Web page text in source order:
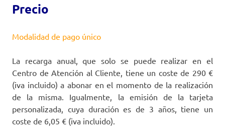
Precio
Modalidad de pago único
La recarga anual, que solo se puede realizar en el
Centro de Atención al Cliente, tiene un coste de 290 €
(iva incluido) a abonar en el momento de la realización
de la misma. Igualmente, la emisión de la tarjeta
personalizada, cuya duración es de 3 años, tiene un
coste de 6,05 € (iva incluido).